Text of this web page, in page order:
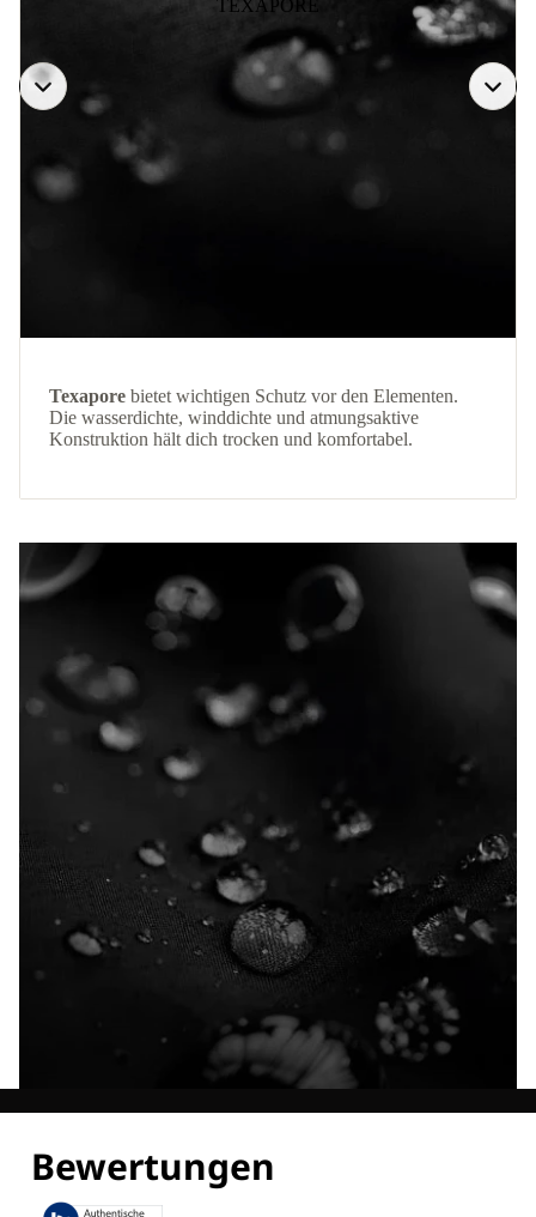
TEXAPORE
Texapore bietet wichtigen Schutz vor den Elementen.
Die wasserdichte, winddichte und atmungsaktive
Konstruktion hält dich trocken und komfortabel.